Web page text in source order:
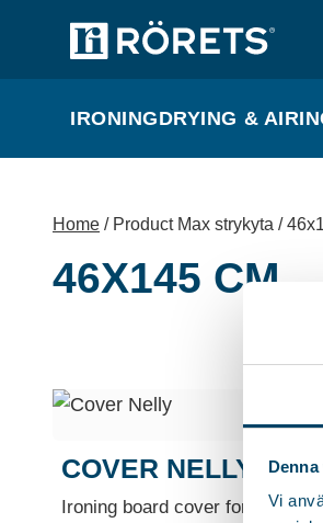
Vi
IRONINGDRYING &
Home / Product Max strykyta /
46X145 CM
COVER NELLY
Ironing board cover for the